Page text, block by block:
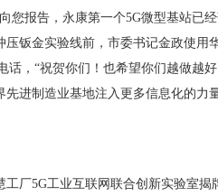
您报告，永康第一个5G微型基站已
钣金实验线前，市委书记金政使用
话，“祝贺你们！也希望你们越做越
先进制造业基地注入更多信息化的力
工厂5G工业互联网联合创新实验室揭